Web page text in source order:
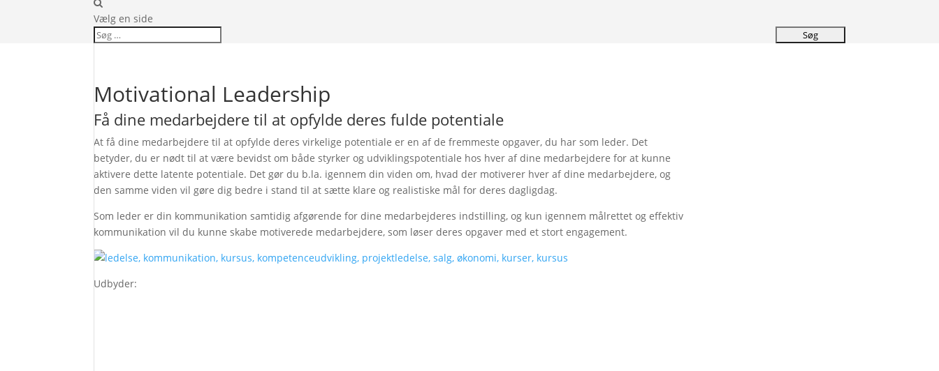
Vælg en side
Motivational Leadership
Få dine medarbejdere til at opfylde deres fulde potentiale
At få dine medarbejdere til at opfylde deres virkelige potentiale er en af de fremmeste opgaver, du har som leder. Det
betyder, du er nødt til at være bevidst om både styrker og udviklingspotentiale hos hver af dine medarbejdere for at kunne
aktivere dette latente potentiale. Det gør du b.la. igennem din viden om, hvad der motiverer hver af dine medarbejdere, og
den samme viden vil gøre dig bedre i stand til at sætte klare og realistiske mål for deres dagligdag.
Som leder er din kommunikation samtidig afgørende for dine medarbejderes indstilling, og kun igennem målrettet og effektiv
kommunikation vil du kunne skabe motiverede medarbejdere, som løser deres opgaver med et stort engagement.
Udbyder: